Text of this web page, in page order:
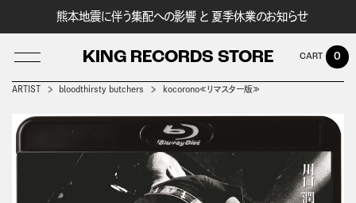
熊本地震に伴う集配への影響 と 夏季休業のお知らせ
KING RECORDS STORE
LOG IN
0
ARTIST bloodthirsty butchers kocorono≪リマスター版≫